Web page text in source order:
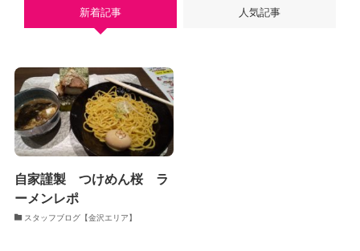
新着記事 人気記事
自家謹製 つけめん桜 ラ
ーメンレポ
スタッフブログ【金沢エリア】